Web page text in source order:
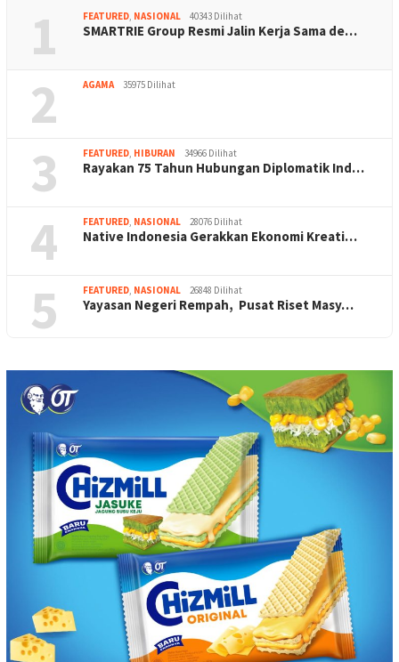
1 FEATURED, NASIONAL 40343 Dilihat
SMARTRIE Group Resmi Jalin Kerja Sama de…
2 AGAMA 35975 Dilihat
3 FEATURED, HIBURAN 34966 Dilihat
Rayakan 75 Tahun Hubungan Diplomatik Ind…
4 FEATURED, NASIONAL 28076 Dilihat
Native Indonesia Gerakkan Ekonomi Kreati…
5 FEATURED, NASIONAL 26848 Dilihat
Yayasan Negeri Rempah, Pusat Riset Masy…